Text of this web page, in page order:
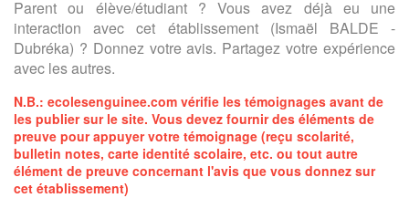
Parent ou élève/étudiant ? Vous avez déjà eu une
interaction avec cet établissement (Ismaël BALDE -
Dubréka) ? Donnez votre avis. Partagez votre expérience
avec les autres.
N.B.: ecolesenguinee.com vérifie les témoignages avant de
les publier sur le site. Vous devez fournir des éléments de
preuve pour appuyer votre témoignage (reçu scolarité,
bulletin notes, carte identité scolaire, etc. ou tout autre
élément de preuve concernant l'avis que vous donnez sur
cet établissement)